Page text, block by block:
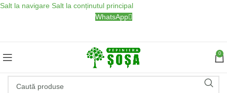
Salt la navigare Salt la conținutul principal
WhatsApp
0